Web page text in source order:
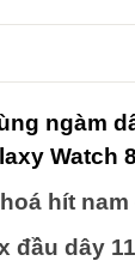
ngàm
hít
dây